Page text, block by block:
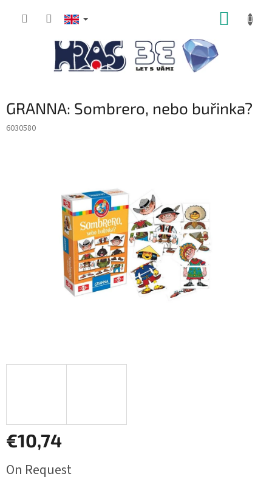
GRANNA: Sombrero, nebo buřinka?
6030580
€10,74
price:
On Request